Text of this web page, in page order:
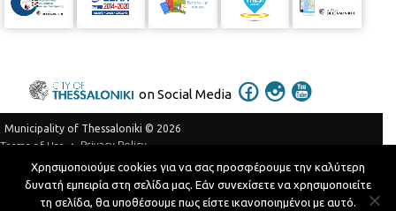
on Social Media
Municipality of Thessaloniki © 2026
Terms of Use
Privacy Policy
Telephone Catalog
Developed byMyCompany Projects
Χρησιμοποιούμε cookies για να σας προσφέρουμε την καλύτερη
δυνατή εμπειρία στη σελίδα μας. Εάν συνεχίσετε να χρησιμοποιείτε
τη σελίδα, θα υποθέσουμε πως είστε ικανοποιημένοι με αυτό.